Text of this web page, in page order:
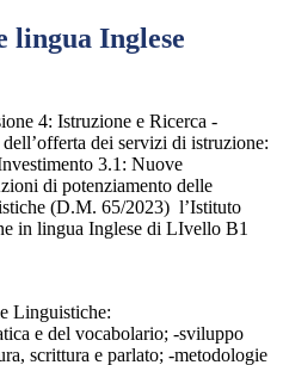
lingua Inglese
4: Istruzione e Ricerca -
dei servizi di istruzione:
3.1: Nuove
di potenziamento delle
(D.M. 65/2023) l’Istituto
in lingua Inglese di LIvello B1
Linguistiche:
e del vocabolario; -sviluppo
scrittura e parlato; -metodologie